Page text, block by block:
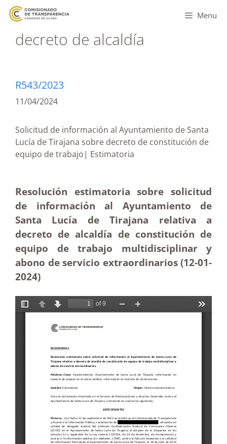
Menu
decreto de alcaldía
R543/2023
11/04/2024
Solicitud de información al Ayuntamiento de Santa
Lucía de Tirajana sobre decreto de constitución de
equipo de trabajo| Estimatoria
Resolución estimatoria sobre solicitud
de información al Ayuntamiento de
Santa Lucía de Tirajana relativa a
decreto de alcaldía de constitución de
equipo de trabajo multidisciplinar y
abono de servicio extraordinarios (12-01-
2024)